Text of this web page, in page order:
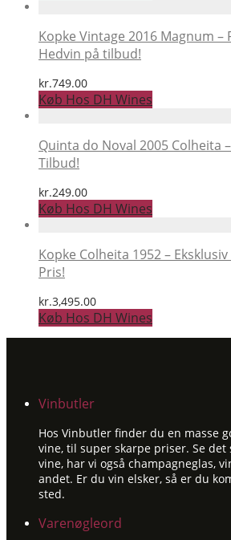
Kopke Vintage 2016 Magnum –
Hedvin på tilbud!
kr.749.00
Køb Hos DH Wines
Quinta do Noval 2005 Colheita
Tilbud!
kr.249.00
Køb Hos DH Wines
Kopke Colheita 1952 –
Pris!
kr.3,495.00
Køb Hos DH Wines
Vinbutler
Hos Vinbutler finder du en masse
vine, til super skarpe priser. Se det
vine, har vi også champagneglas,
andet. Er du vin elsker, så er du
sted.
Varenøgleord